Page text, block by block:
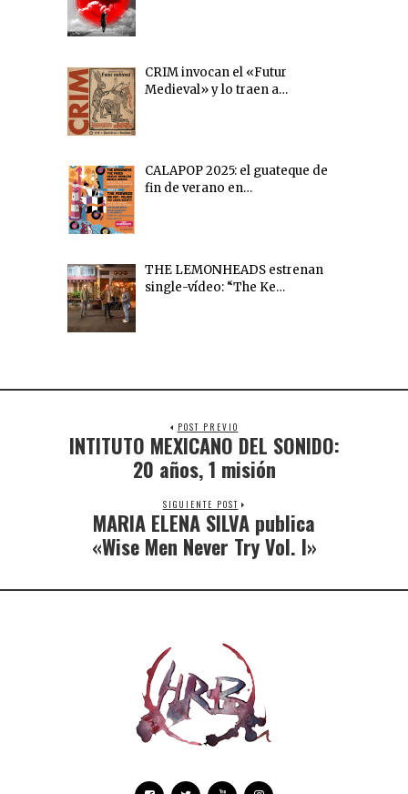
CRIM invocan el «Futur
Medieval» y lo traen a…
CALAPOP 2025: el guateque de
fin de verano en…
THE LEMONHEADS estrenan
single-vídeo: “The Ke…
POST PREVIO
INTITUTO MEXICANO DEL SONIDO:
20 años, 1 misión
SIGUIENTE POST
MARIA ELENA SILVA publica
«Wise Men Never Try Vol. I»